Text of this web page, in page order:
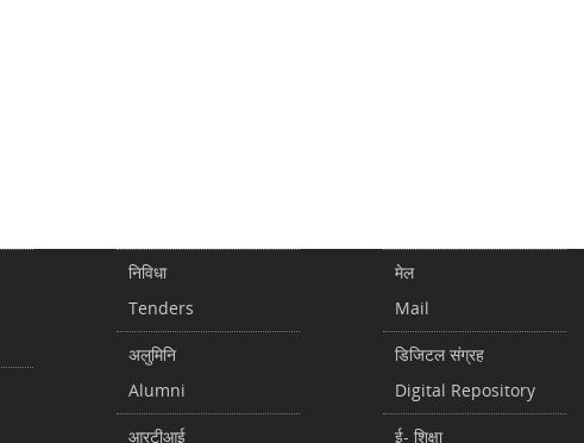
निविधा
Tenders
अलुमिनि
Alumni
आरटीआई
मेल
Mail
डिजिटल संग्रह
Digital Repository
ई- शिक्षा